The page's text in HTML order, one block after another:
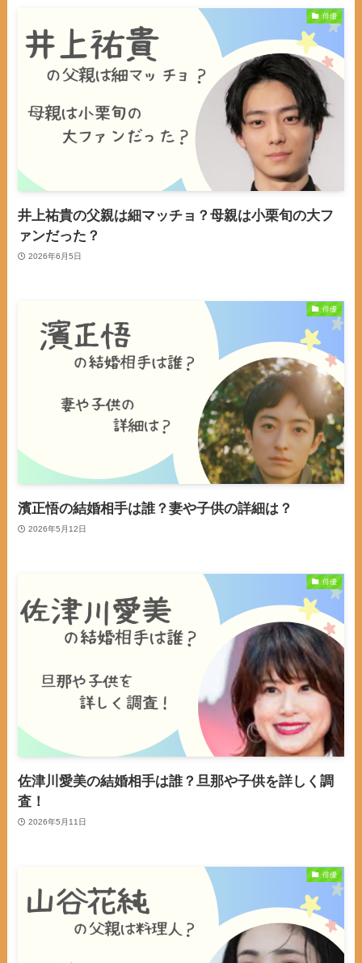
俳優
井上祐貴の父親は細マッチョ？母親は小栗旬の大フ
ァンだった？
2026年6月5日
俳優
濱正悟の結婚相手は誰？妻や子供の詳細は？
2026年5月12日
俳優
佐津川愛美の結婚相手は誰？旦那や子供を詳しく調
査！
2026年5月11日
俳優